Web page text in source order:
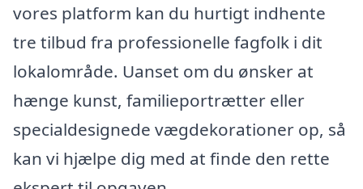
vores platform kan du hurtigt indhente
tre tilbud fra professionelle fagfolk i dit
lokalområde. Uanset om du ønsker at
hænge kunst, familieportrætter eller
specialdesignede vægdekorationer op, så
kan vi hjælpe dig med at finde den rette